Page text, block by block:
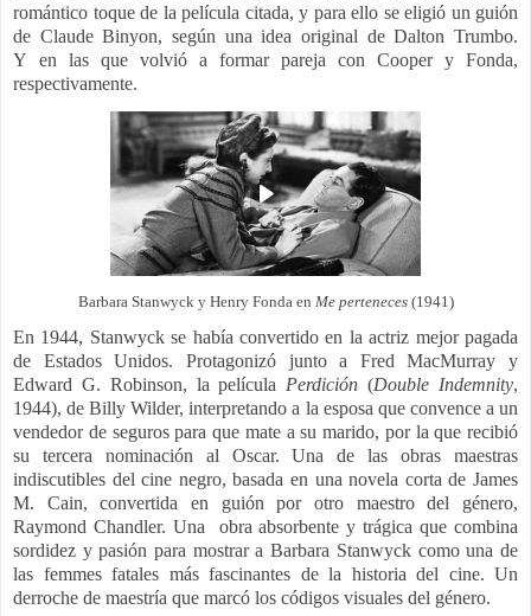
romántico toque de la película citada, y para ello se eligió un guión
de Claude Binyon, según una idea original de Dalton Trumbo.
Y en las que volvió a formar pareja con Cooper y Fonda,
respectivamente.
Barbara Stanwyck y Henry Fonda en Me perteneces(1941)
En 1944, Stanwyck se había convertido en la actriz mejor pagada
de Estados Unidos. Protagonizó junto a Fred MacMurray y
Edward G. Robinson, la película Perdición (Double Indemnity,
1944), de Billy Wilder, interpretando a la esposa que convence a un
vendedor de seguros para que mate a su marido, por la que recibió
su tercera nominación al Oscar. Una de las obras maestras
indiscutibles del cine negro, basada en una novela corta de James
M. Cain, convertida en guión por otro maestro del género,
Raymond Chandler. Una obra absorbente y trágica que combina
sordidez y pasión para mostrar a Barbara Stanwyck como una de
las femmes fatales más fascinantes de la historia del cine. Un
derroche de maestría que marcó los códigos visuales del género.